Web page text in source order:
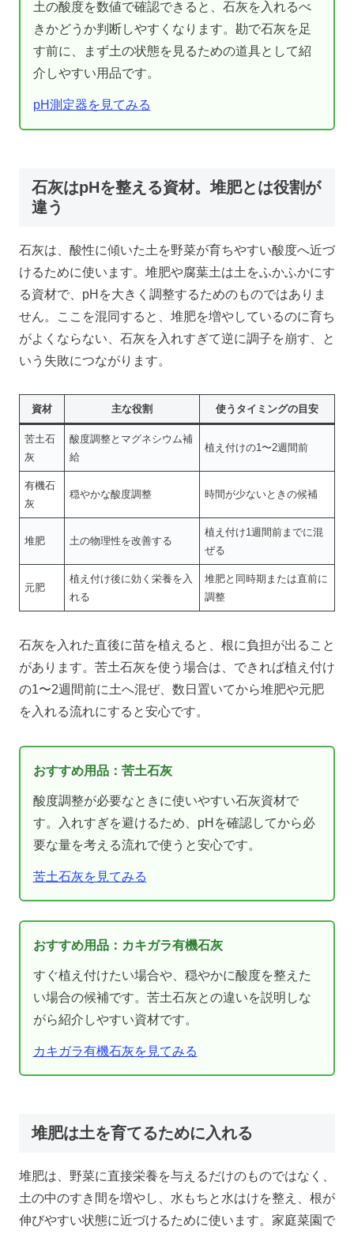
土の酸度を数値で確認できると、石灰を入れるべ
きかどうか判断しやすくなります。勘で石灰を足
す前に、まず土の状態を見るための道具として紹
介しやすい用品です。
pH測定器を見てみる
石灰はpHを整える資材。堆肥とは役割が
違う
石灰は、酸性に傾いた土を野菜が育ちやすい酸度へ近づ
けるために使います。堆肥や腐葉土は土をふかふかにす
る資材で、pHを大きく調整するためのものではありま
せん。ここを混同すると、堆肥を増やしているのに育ち
がよくならない、石灰を入れすぎて逆に調子を崩す、と
いう失敗につながります。
資材 主な役割 使うタイミングの目安
苦土石
灰
酸度調整とマグネシウム補
給
植え付けの1〜2週間前
有機石
灰
穏やかな酸度調整 時間が少ないときの候補
堆肥 土の物理性を改善する
植え付け1週間前までに混
ぜる
元肥
植え付け後に効く栄養を入
れる
堆肥と同時期または直前に
調整
石灰を入れた直後に苗を植えると、根に負担が出ること
があります。苦土石灰を使う場合は、できれば植え付け
の1〜2週間前に土へ混ぜ、数日置いてから堆肥や元肥
を入れる流れにすると安心です。
おすすめ用品：苦土石灰
酸度調整が必要なときに使いやすい石灰資材で
す。入れすぎを避けるため、pHを確認してから必
要な量を考える流れで使うと安心です。
苦土石灰を見てみる
おすすめ用品：カキガラ有機石灰
すぐ植え付けたい場合や、穏やかに酸度を整えた
い場合の候補です。苦土石灰との違いを説明しな
がら紹介しやすい資材です。
カキガラ有機石灰を見てみる
堆肥は土を育てるために入れる
堆肥は、野菜に直接栄養を与えるだけのものではなく、
土の中のすき間を増やし、水もちと水はけを整え、根が
伸びやすい状態に近づけるために使います。家庭菜園で